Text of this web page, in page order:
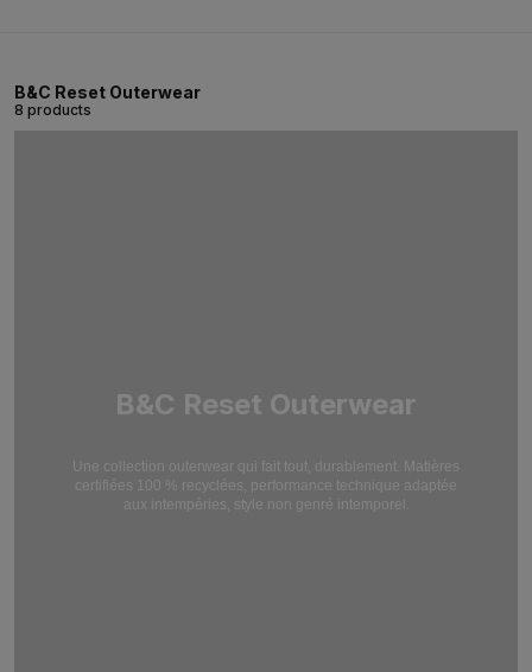
B&C Reset Outerwear
8 products
B&C Reset Outerwear
Une collection outerwear qui fait tout, durablement. Matières
certifiées 100 % recyclées, performance technique adaptée
aux intempéries, style non genré intemporel.